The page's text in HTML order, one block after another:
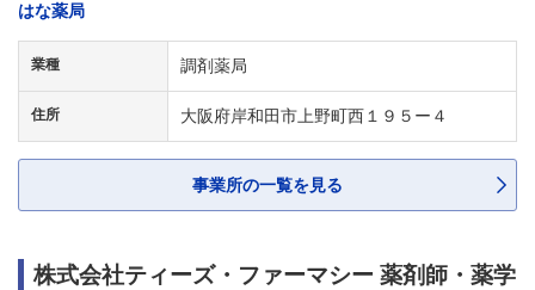
はな薬局
業種 調剤薬局
住所 大阪府岸和田市上野町西１９５ー４
事業所の一覧を見る
株式会社ティーズ・ファーマシー 薬剤師・薬学